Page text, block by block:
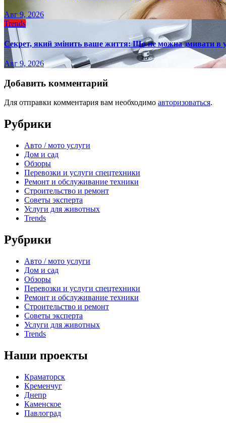
Авг 9, 2026
Trends
Секрет, який змінить ваше життя: Що не можна змивати в
Авг 9, 2026
Добавить комментарий
Для отправки комментария вам необходимо авторизоваться.
Рубрики
Авто / мото услуги
Дом и сад
Обзоры
Перевозки и услуги спецтехники
Ремонт и обслуживание техники
Строительство и ремонт
Советы эксперта
Услуги для животных
Trends
Рубрики
Авто / мото услуги
Дом и сад
Обзоры
Перевозки и услуги спецтехники
Ремонт и обслуживание техники
Строительство и ремонт
Советы эксперта
Услуги для животных
Trends
Наши проекты
Краматорск
Кременчуг
Днепр
Каменское
Павлоград